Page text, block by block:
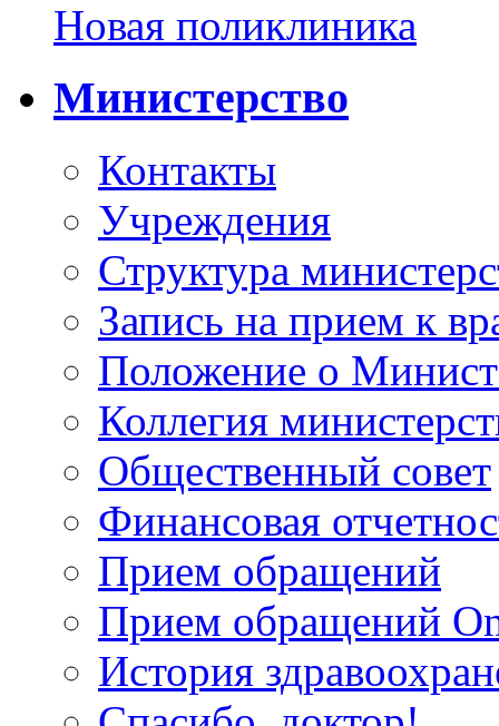
Новая поликлиника
Министерство
Контакты
Учреждения
Структура
Запись на прием к
Положение о
Коллегия
Общественный совет
Финансовая
Прием обращений
Прием обращений
История